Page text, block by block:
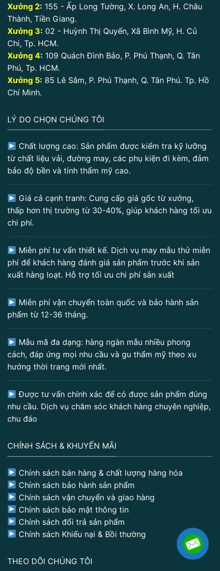
Xưởng 2: 155 - Ấp Long Tường, X. Long An, H. Châu
Thành, Tiền Giang.
Xưởng 3: 02 - Huỳnh Thị Quyến, Xã Bình Mỹ, H. Củ
Chi, Tp. HCM.
Xưởng 4: 109 Quách Đình Bảo, P. Phú Thạnh, Q. Tân
Phú, Tp. HCM.
Xưởng 5: 85 Lê Sâm, P. Phú Thạnh, Q. Tân Phú. Tp. Hồ
Chí Minh.
LÝ DO CHỌN CHÚNG TÔI
Chất lượng cao: Sản phẩm được kiểm tra kỹ lưỡng
từ chất liệu vải, đường may, các phụ kiện đi kèm, đảm
bảo độ bền và tính thẩm mỹ cao.
Giá cả cạnh tranh: Cung cấp giá gốc từ xưởng,
thấp hơn thị trường từ 30-40%, giúp khách hàng tối ưu
chi phí.
Miễn phí tư vấn thiết kế. Dịch vụ may mẫu thử miễn
phí để khách hàng đánh giá sản phẩm trước khi sản
xuất hàng loạt. Hỗ trợ tối ưu chi phí sản xuất
Miễn phí vận chuyển toàn quốc và bảo hành sản
phẩm từ 12-36 tháng.
Mẫu mã đa dạng: hàng ngàn mẫu nhiều phong
cách, đáp ứng mọi nhu cầu và gu thẩm mỹ theo xu
hướng thời trang mới nhất.
Được tư vấn chính xác để có được sản phẩm đúng
nhu cầu. Dịch vụ chăm sóc khách hàng chuyên nghiệp,
chu đáo
CHÍNH SÁCH & KHUYẾN MÃI
Chính sách bán hàng & chất lượng hàng hóa
Chính sách bảo hành sản phẩm
Chính sách vận chuyển và giao hàng
Chính sách bảo mật thông tin
Chính sách đổi trả sản phẩm
Chính sách Khiếu nại & Bồi thường
THEO DÕI CHÚNG TÔI